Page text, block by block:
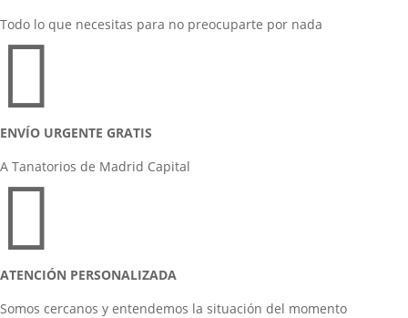
Todo lo que necesitas para no preocuparte por nada

ENVÍO URGENTE GRATIS
A Tanatorios de Madrid Capital

ATENCIÓN PERSONALIZADA
Somos cercanos y entendemos la situación del momento